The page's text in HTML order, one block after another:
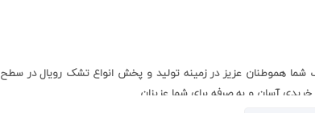
سابقه درخشان به لطف شما هموطنان عزیز در زمینه تولید و پخش انواع تشک رویال در سطح
آسان و به صرفه برای شما عزیزان